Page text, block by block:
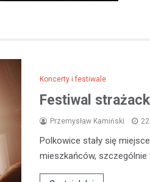
Koncerty i festiwale
Festiwal
Przemysław Kamiński
Polkowice stały się
mieszkańców, szczególnie